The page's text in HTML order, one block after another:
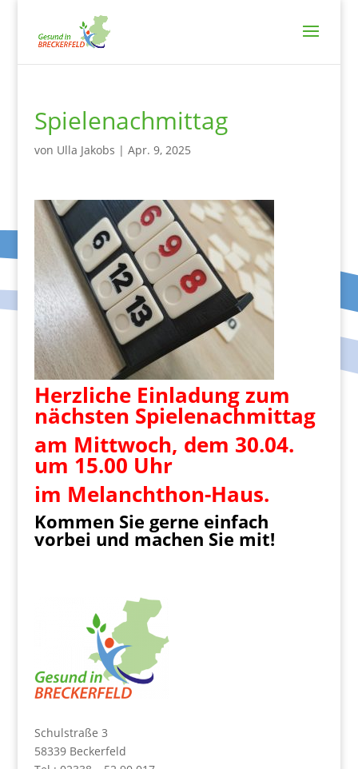
Spielenachmittag
von Ulla Jakobs | Apr. 9, 2025
Herzliche Einladung zum
nächsten Spielenachmittag
am Mittwoch, dem 30.04.
um 15.00 Uhr
im Melanchthon-Haus.
Kommen Sie gerne einfach
vorbei und machen Sie mit!
Schulstraße 3
58339 Beckerfeld